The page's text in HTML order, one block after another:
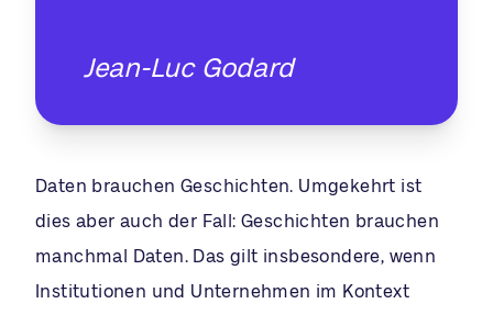
Jean-Luc Godard
Daten brauchen Geschichten. Umgekehrt ist
dies aber auch der Fall: Geschichten brauchen
manchmal Daten. Das gilt insbesondere, wenn
Institutionen und Unternehmen im Kontext